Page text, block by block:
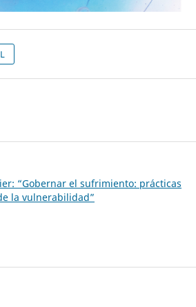
“Gobernar el sufrimiento: prácticas
la vulnerabilidad”